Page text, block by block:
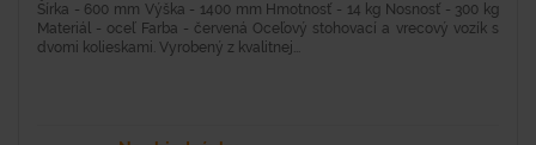
Šírka - 600 mm Výška - 1400 mm Hmotnosť - 14 kg Nosnosť - 300 kg
Materiál - oceľ Farba - červená Oceľový stohovací a vrecový vozík s
dvomi kolieskami. Vyrobený z kvalitnej...